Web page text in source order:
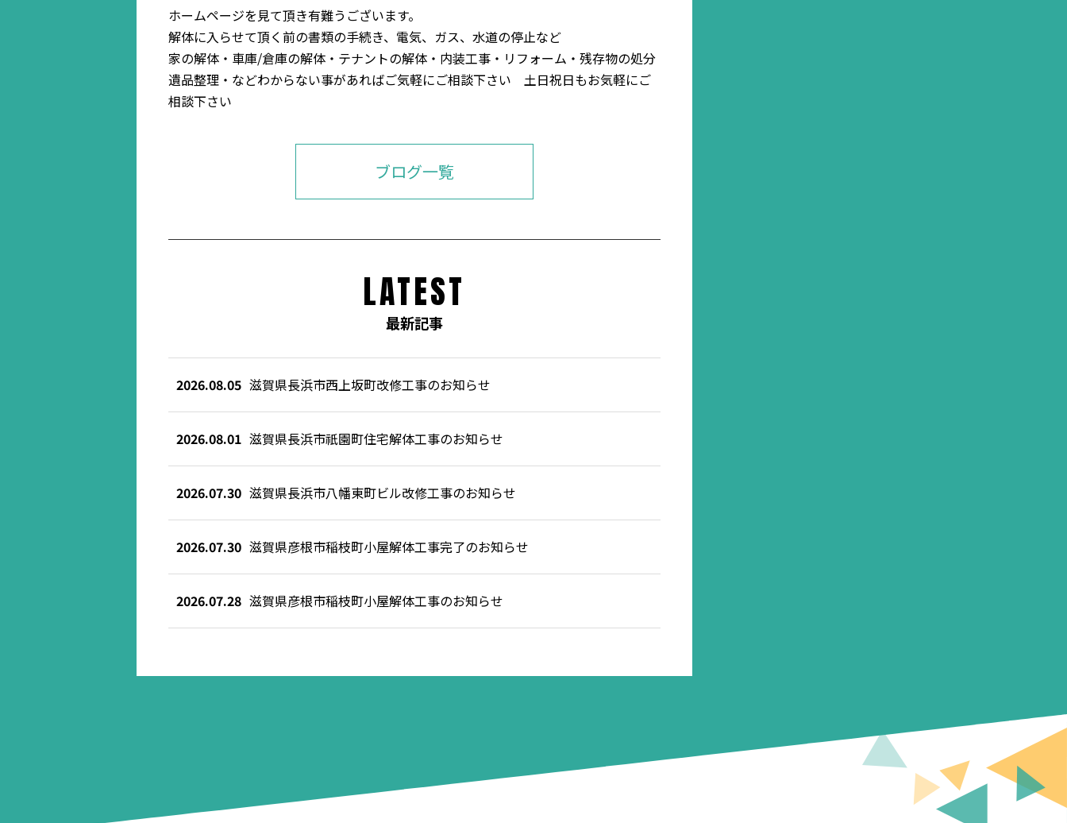
ホームページを見て頂き有難うございます。
解体に入らせて頂く前の書類の手続き、電気、ガス、水道の停止など
家の解体・車庫/倉庫の解体・テナントの解体・内装工事・リフォーム・残存物の処分
遺品整理・などわからない事があればご気軽にご相談下さい 土日祝日もお気軽にご
相談下さい
ブログ一覧
LATEST
最新記事
2026.08.05 滋賀県長浜市西上坂町改修工事のお知らせ
2026.08.01 滋賀県長浜市祇園町住宅解体工事のお知らせ
2026.07.30 滋賀県長浜市八幡東町ビル改修工事のお知らせ
2026.07.30 滋賀県彦根市稲枝町小屋解体工事完了のお知らせ
2026.07.28 滋賀県彦根市稲枝町小屋解体工事のお知らせ